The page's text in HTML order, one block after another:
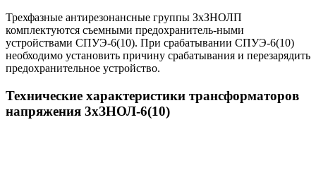
Трехфазные антирезонансные группы ЗхЗНОЛП
комплектуются съемными предохранитель-ными
устройствами СПУЭ-6(10). При срабатывании СПУЭ-6(10)
необходимо установить причину срабатывания и перезарядить
предохранительное устройство.
Технические характеристики трансформаторов
напряжения 3хЗНОЛ-6(10)